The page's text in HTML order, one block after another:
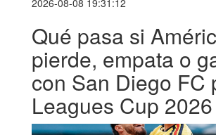
2026-08-08 19:31:12
Qué pasa si
pierde, empata o
con San Diego FC
Leagues Cup 2026